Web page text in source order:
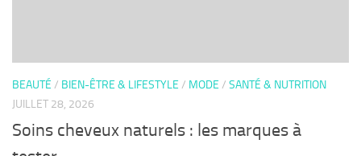
BEAUTÉ / BIEN-ÊTRE & LIFESTYLE / MODE / SANTÉ & NUTRITION
JUILLET 28, 2026
Soins cheveux naturels : les marques à